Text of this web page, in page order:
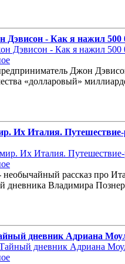
Дэвисон - Как я нажил 500
Джон
«долларовый»
Их Италия.
необычайный рассказ про
дневника Владимира
дневник Адриана